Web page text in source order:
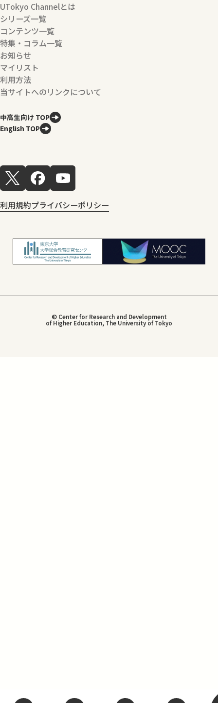
UTokyo Channelとは
シリーズ一覧
コンテンツ一覧
特集・コラム一覧
お知らせ
マイリスト
利用方法
当サイトへのリンクについて
中高生向け TOP
English TOP
利用規約プライバシーポリシー
© Center for Research and Development
of Higher Education, The University of Tokyo